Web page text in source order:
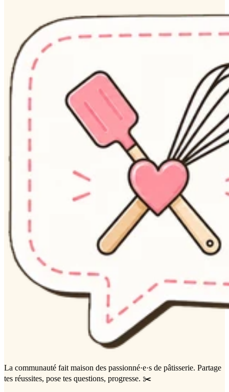
La communauté fait maison des passionné·e·s de pâtisserie. Partage
tes réussites, pose tes questions, progresse. ✂️